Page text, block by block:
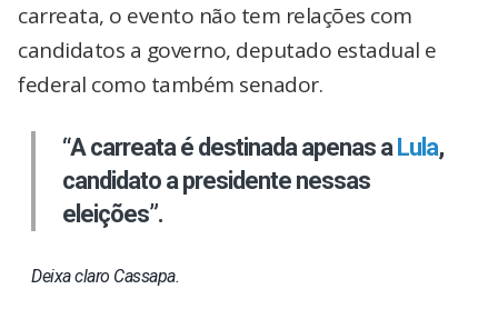
carreata, o evento não tem relações com
candidatos a governo, deputado estadual e
federal como também senador.
“A carreata é destinada apenas a Lula,
candidato a presidente nessas
eleições”.
Deixa claro Cassapa.